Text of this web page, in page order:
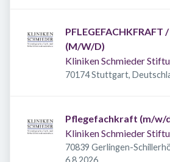
PFLEGEFACHKFRAFT
(M/W/D)
Kliniken Schmieder
70174 Stuttgart,
Pflegefachkraft (m/w/
Kliniken Schmieder
70839 Gerlingen-
Deutschland
Veröffentlicht
6.8.2026